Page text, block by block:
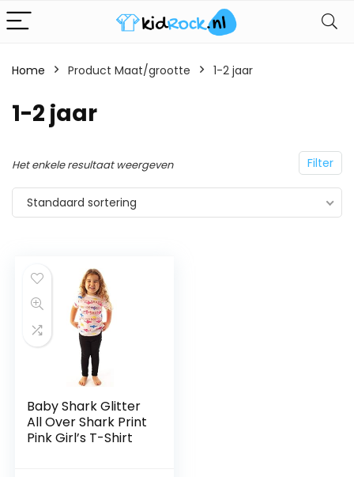
Home Product Maat/grootte 1-2 jaar
1-2 jaar
Filter
Het enkele resultaat weergeven
Standaard sortering
Baby Shark Glitter
All Over Shark Print
Pink Girl’s T-Shirt